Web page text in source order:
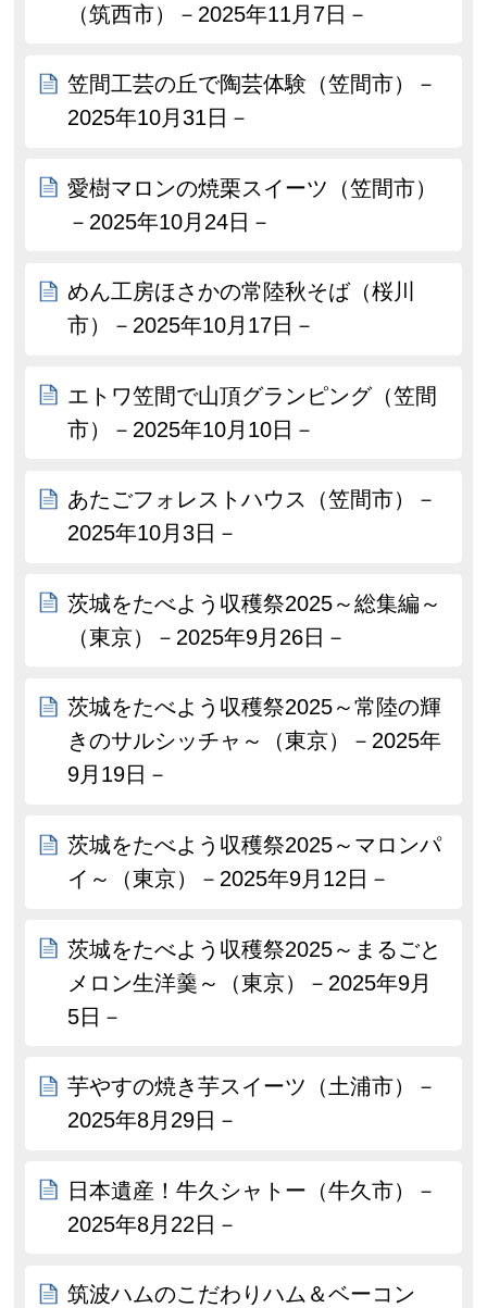
（筑西市）－2025年11月7日－
笠間工芸の丘で陶芸体験（笠間市）－
2025年10月31日－
愛樹マロンの焼栗スイーツ（笠間市）
－2025年10月24日－
めん工房ほさかの常陸秋そば（桜川
市）－2025年10月17日－
エトワ笠間で山頂グランピング（笠間
市）－2025年10月10日－
あたごフォレストハウス（笠間市）－
2025年10月3日－
茨城をたべよう収穫祭2025～総集編～
（東京）－2025年9月26日－
茨城をたべよう収穫祭2025～常陸の輝
きのサルシッチャ～（東京）－2025年
9月19日－
茨城をたべよう収穫祭2025～マロンパ
イ～（東京）－2025年9月12日－
茨城をたべよう収穫祭2025～まるごと
メロン生洋羹～（東京）－2025年9月
5日－
芋やすの焼き芋スイーツ（土浦市）－
2025年8月29日－
日本遺産！牛久シャトー（牛久市）－
2025年8月22日－
筑波ハムのこだわりハム＆ベーコン